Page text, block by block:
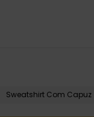
Sweatshirt Com Capuz